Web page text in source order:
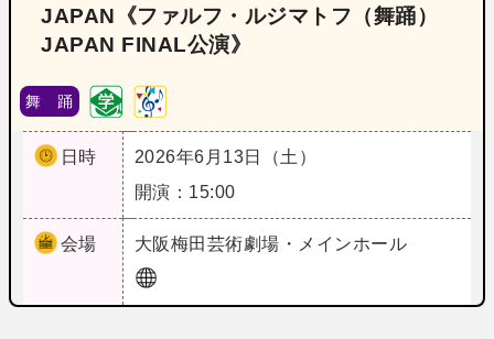
JAPAN《ファルフ・ルジマトフ（舞踊）
JAPAN FINAL公演》
舞 踊
日時
2026年6月13日（土）
開演：15:00
会場 大阪梅田芸術劇場・メインホール